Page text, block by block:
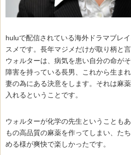
huluで配信されている海外ドラマブレ
スメです。長年マジメだけが取り柄と
ウォルターは、病気を患い自分の命が
障害を持っている長男、これから生ま
妻の為にある決意をします。それは麻
入れるということです。
ウォルターが化学の先生ということも
もの高品質の麻薬を作ってしまい、た
める様が爽快で楽しかったです。